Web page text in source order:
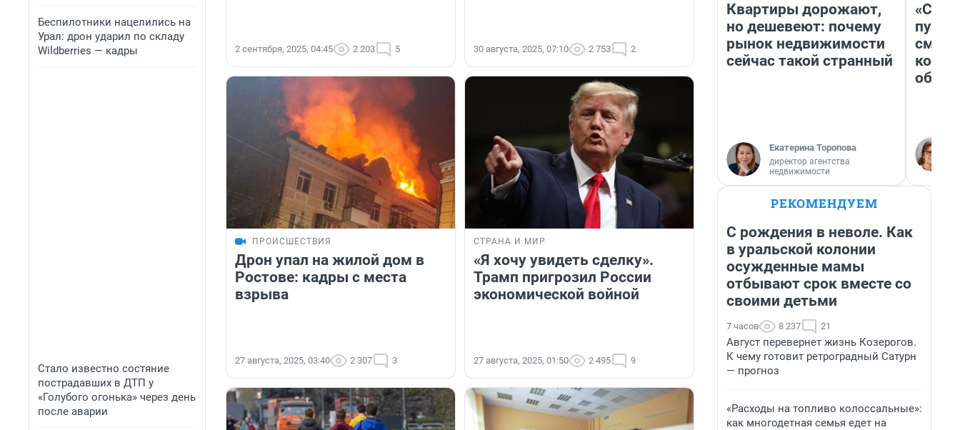
Беспилотники нацелились на
Урал: дрон ударил по складу
Wildberries — кадры
Стало известно состяние
пострадавших в ДТП у
«Голубого огонька» через день
после аварии
2 сентября, 2025, 04:45 2 203 5 30 августа, 2025, 07:10 2 753 2
ПРОИСШЕСТВИЯ
Дрон упал на жилой дом в
Ростове: кадры с места
взрыва
27 августа, 2025, 03:40 2 307 3
СТРАНА И МИР
«Я хочу увидеть сделку».
Трамп пригрозил России
экономической войной
27 августа, 2025, 01:50 2 495 9
Квартиры дорожают,
но дешевеют: почему
рынок недвижимости
сейчас такой странный
Екатерина Торопова
директор агентства
недвижимости
РЕКОМЕНДУЕМ
С рождения в неволе. Как
в уральской колонии
осужденные мамы
отбывают срок вместе со
своими детьми
7 часов 8 237 21
Август перевернет жизнь Козерогов.
К чему готовит ретроградный Сатурн
— прогноз
«Расходы на топливо колоссальные»:
как многодетная семья едет на